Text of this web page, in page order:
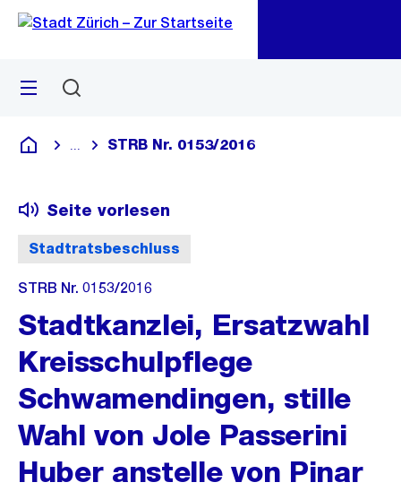
Navigation
Sprunglink
Menü
Deutsch
Blende alle Breadcrumbs ein
STRB Nr. 0153/2016
Stadtratsbeschluss
Seite vorlesen
STRB Nr. 0153/2016
Stadtkanzlei, Ersatzwahl
Kreisschulpflege
Schwamendingen, stille
Wahl von Jole Passerini
Huber anstelle von Pinar